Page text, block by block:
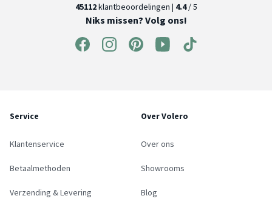
45112klantbeoordelingen | 4.4/ 5
Niks missen? Volg ons!
Service
Klantenservice
Betaalmethoden
Verzending & Levering
Over Volero
Over ons
Showrooms
Blog